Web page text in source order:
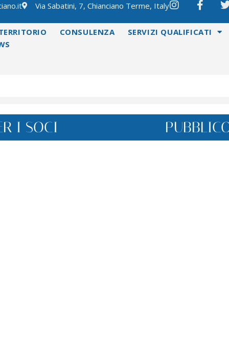
Via Sabatini, 7, Chianciano Terme, Italy
CONSULENZA
SERVIZI QUALIFICATI
I SOCI